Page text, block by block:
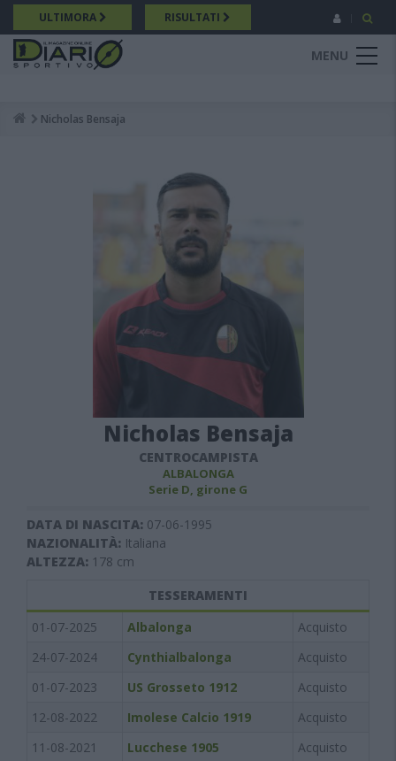
Salta
al
contenuto
principale
ULTIMORA RISULTATI
MENU
Breadcrumb
Nicholas Bensaja
Nicholas Bensaja
CENTROCAMPISTA
ALBALONGA
Serie D, girone G
DATA DI NASCITA: 07-06-1995
NAZIONALITÀ: Italiana
ALTEZZA: 178 cm
TESSERAMENTI
01-07-2025
Albalonga
Acquisto
24-07-2024
Cynthialbalonga
Acquisto
01-07-2023
US Grosseto 1912
Acquisto
12-08-2022
Imolese Calcio 1919
Acquisto
11-08-2021
Lucchese 1905 Acquisto